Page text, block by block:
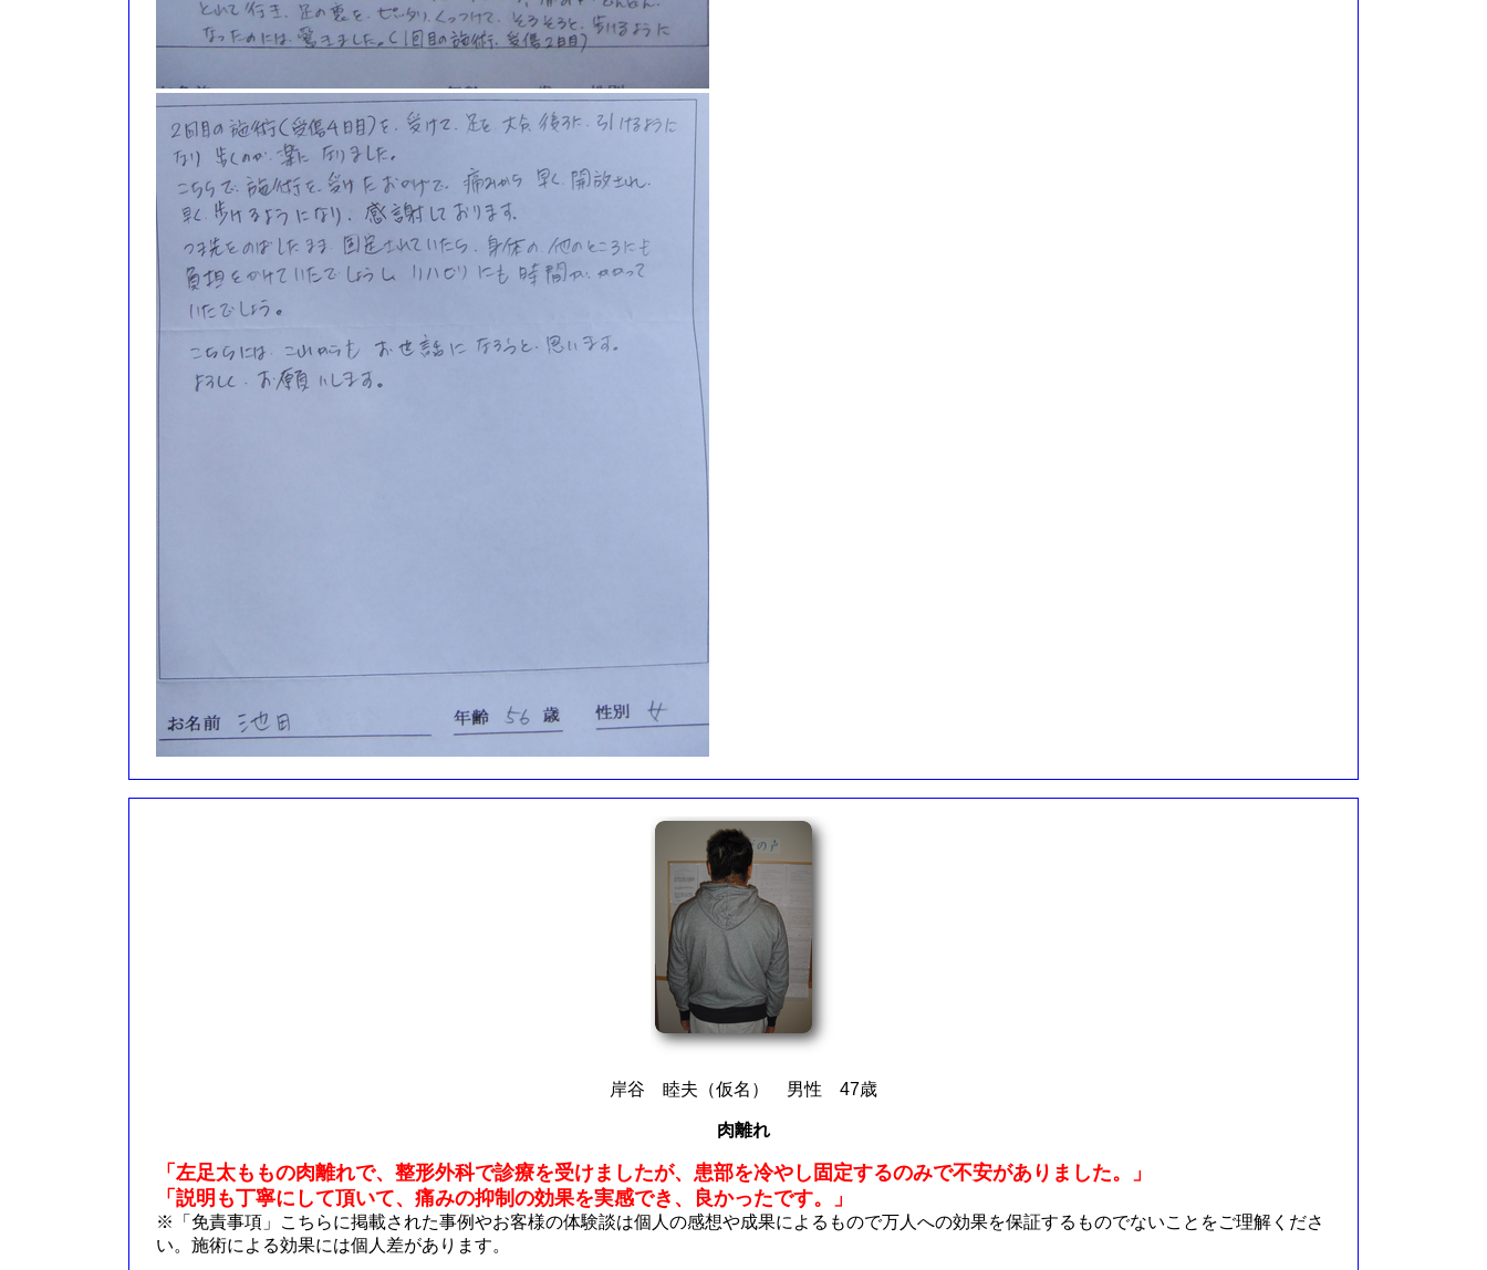
岸谷 睦夫（仮名） 男性 47歳
肉離れ
「左足太ももの肉離れで、整形外科で診療を受けましたが、患部を冷やし固定するのみで不安がありました。」
「説明も丁寧にして頂いて、痛みの抑制の効果を実感でき、良かったです。」
※「免責事項」こちらに掲載された事例やお客様の体験談は個人の感想や成果によるもので万人への効果を保証するものでないことをご理解くださ
い。施術による効果には個人差があります。